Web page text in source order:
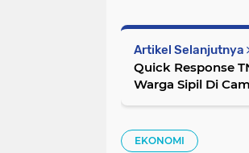
Artikel Selanjutnya
Quick Response
Warga Sipil Di
EKONOMI